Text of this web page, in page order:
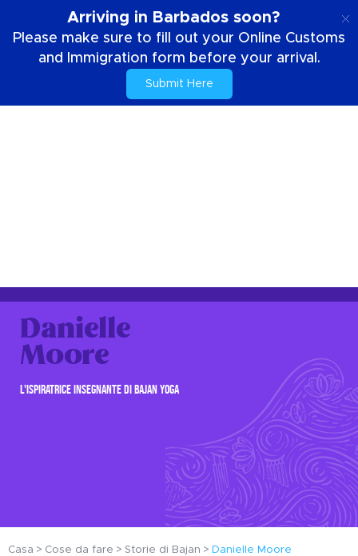
Arriving in Barbados soon?
Please make sure to fill out your Online Customs
and Immigration form before your arrival.
Submit Here
Danielle
Moore
L'ISPIRATRICE INSEGNANTE DI BAJAN YOGA
Casa Cose da fare Storie di Bajan Danielle Moore